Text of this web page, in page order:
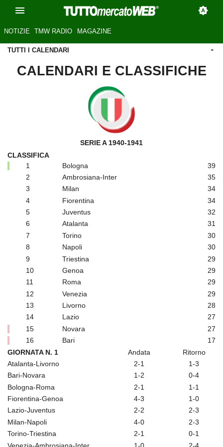
NOTIZIE TMW RADIO MAGAZINE
TUTTI I CALENDARI
CALENDARI E CLASSIFICHE
SERIE A 1940-1941
CLASSIFICA
1
Bologna
39
2
Ambrosiana-Inter
35
3
Milan
34
4
Fiorentina
34
5
Juventus
32
6
Atalanta
31
7
Torino
30
8
Napoli
30
9
Triestina
29
10
Genoa
29
11
Roma
29
12
Venezia
29
13
Livorno
28
14
Lazio
27
15
Novara
27
16
Bari
17
GIORNATA N. 1
Andata
Ritorno
Atalanta-Livorno
2-1
1-3
Bari-Novara
1-2
0-4
Bologna-Roma
2-1
1-1
Fiorentina-Genoa
4-3
1-0
Lazio-Juventus
2-2
2-3
Milan-Napoli
4-0
2-3
Torino-Triestina
2-1
0-1
Venezia-Ambrosiana-Inter
1-0 2-4